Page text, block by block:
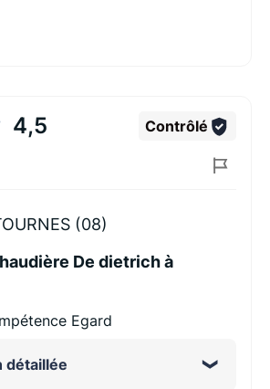
4,5 Contrôlé
(08)
De dietrich à
Egard
détaillée